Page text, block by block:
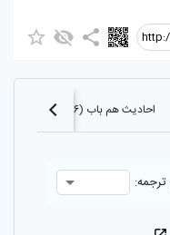
احادیث هم باب (۲۶۷۶)
ترجمه: